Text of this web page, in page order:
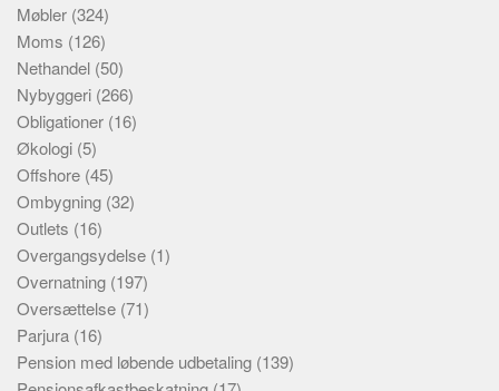
Møbler (324)
Moms (126)
Nethandel (50)
Nybyggeri (266)
Obligationer (16)
Økologi (5)
Offshore (45)
Ombygning (32)
Outlets (16)
Overgangsydelse (1)
Overnatning (197)
Oversættelse (71)
Parjura (16)
Pension med løbende udbetaling (139)